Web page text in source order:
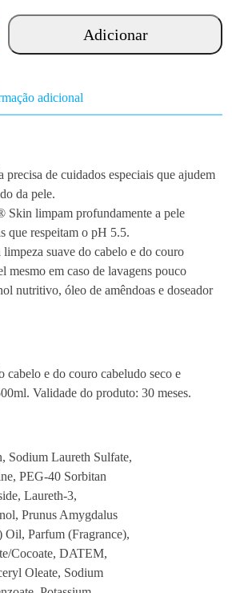
Adicionar
adicional
precisa de cuidados especiais que ajudem
da pele.
Skin limpam profundamente a pele
que respeitam o pH 5.5.
suave do cabelo e do couro
mesmo em caso de lavagens pouco
nutritivo, óleo de amêndoas e doseador
cabelo e do couro cabeludo seco e
Validade do produto: 30 meses.
Sodium Laureth Sulfate,
PEG-40 Sorbitan
Laureth-3,
Prunus Amygdalus
Parfum (Fragrance),
Cocoate, DATEM,
Oleate, Sodium